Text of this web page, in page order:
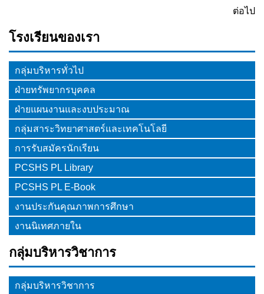
ต่อไป
โรงเรียนของเรา
กลุ่มบริหารทั่วไป
ฝ่ายทรัพยากรบุคคล
ฝ่ายแผนงานและงบประมาณ
กลุ่มสาระวิทยาศาสตร์และเทคโนโลยี
การรับสมัครนักเรียน
PCSHS PL Library
PCSHS PL E-Book
งานประกันคุณภาพการศึกษา
งานนิเทศภายใน
กลุ่มบริหารวิชาการ
กลุ่มบริหารวิชาการ